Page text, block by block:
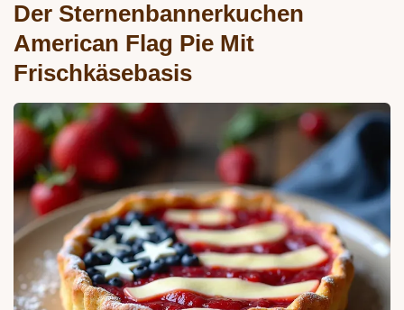
Der Sternenbannerkuchen
American Flag Pie Mit
Frischkäsebasis